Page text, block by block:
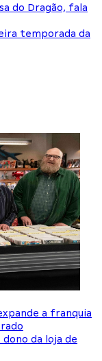
do Dragão, fala
temporada da
a franquia
da loja de